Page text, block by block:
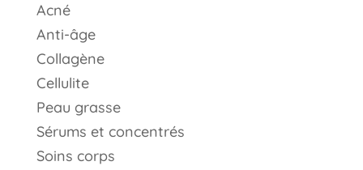
Acné
Anti-âge
Collagène
Cellulite
Peau grasse
Sérums et concentrés
Soins corps